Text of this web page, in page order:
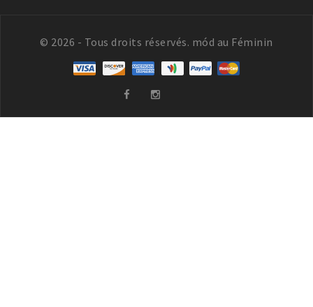
© 2026 - Tous droits réservés. mód au Féminin